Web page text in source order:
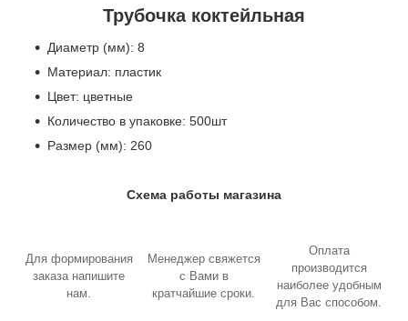
Трубочка коктейльная
Диаметр (мм): 8
Материал: пластик
Цвет: цветные
Количество в упаковке: 500шт
Размер (мм): 260
Схема работы магазина
Для формирования
заказа напишите
нам.
Менеджер свяжется
с Вами в
кратчайшие сроки.
Оплата
производится
наиболее удобным
для Вас способом.